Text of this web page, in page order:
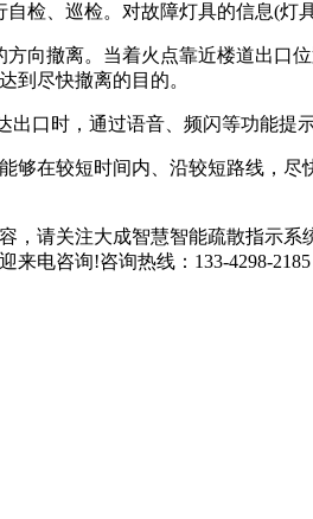
、巡检。对故障灯具的信息(灯
撤离。当着火点靠近楼道出口
到尽快撤离的目的。
时，通过语音、频闪等功能提
在较短时间内、沿较短路线，尽
，请关注大成智慧智能疏散指示系
电咨询!咨询热线：133-4298-2185